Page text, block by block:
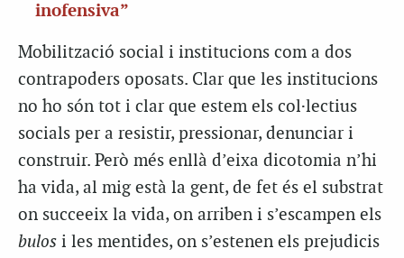
inofensiva”
Mobilització social i institucions com a dos
contrapoders oposats. Clar que les institucions
no ho són tot i clar que estem els col·lectius
socials per a resistir, pressionar, denunciar i
construir. Però més enllà d’eixa dicotomia n’hi
ha vida, al mig està la gent, de fet és el substrat
on succeeix la vida, on arriben i s’escampen els
bulos i les mentides, on s’estenen els prejudicis